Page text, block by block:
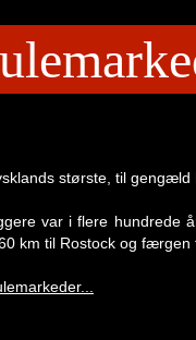
største, til
var i flere
km til Rostock og færgen